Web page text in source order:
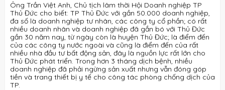
Ông Trần Việt Anh, Chủ tịch lâm thời Hội Doanh nghiệp TP
Thủ Đức cho biết: TP Thủ Đức với gần 50.000 doanh nghiệp,
đa số là doanh nghiệp tư nhân, các công ty cổ phần; có rất
nhiều doanh nhân và doanh nghiệp đã gắn bó với Thủ Đức
gần 30 năm nay, từ ngày còn là huyện Thủ Đức; là điểm đến
của các công ty nước ngoài và cũng là điểm đến của rất
nhiều nhà đầu tư bất động sản, đây là nguồn lực rất lớn cho
Thủ Đức phát triển. Trong hơn 3 tháng dịch bệnh, nhiều
doanh nghiệp đã phải ngừng sản xuất nhưng vẫn đóng góp
tiền và trang thiết bị y tế cho công tác phòng chống dịch của
TP.